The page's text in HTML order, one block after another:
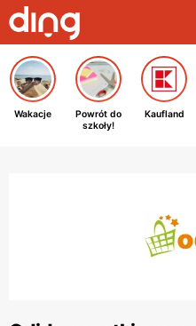
Wakacje
Powrót do
szkoły!
Kaufland